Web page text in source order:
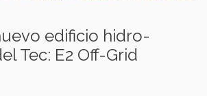
edificio hidro-
Tec: E2 Off-Grid